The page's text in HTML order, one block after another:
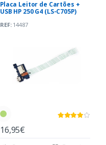
Placa Leitor de Cartões +
USB HP 250 G4 (LS-C705P)
REF:14487
16,95€